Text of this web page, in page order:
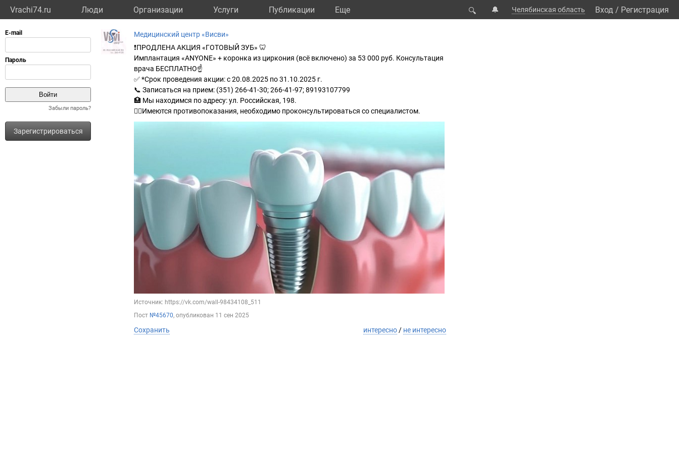
Vrachi74.ru Люди Организации Услуги Публикации Eще 🔍 🔔 Челябинская область Вход / Регистрация
Забыли пароль?
Зарегистрироваться
Медицинский центр «Висви»
❗ПРОДЛЕНА АКЦИЯ «ГОТОВЫЙ ЗУБ» 🦷
Имплантация «ANYONE» + коронка из циркония (всё включено) за 53 000 руб. Консультация
врача БЕСПЛАТНО☝
✅ *Срок проведения акции: с 20.08.2025 по 31.10.2025 г.
📞 Записаться на прием: (351) 266-41-30; 266-41-97; 89193107799
🏥 Мы находимся по адресу: ул. Российская, 198.
👩‍⚕Имеются противопоказания, необходимо проконсультироваться со специалистом.
Источник: https://vk.com/wall-98434108_511
Пост №45670, опубликован 11 сен 2025
Сохранить интересно/ не интересно